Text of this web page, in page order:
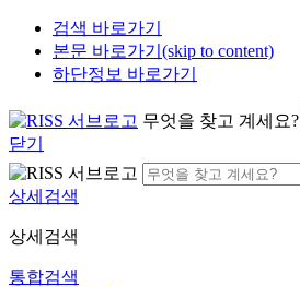
검색 바로가기
본문 바로가기(skip to content)
하단정보 바로가기
무엇을 찾고 계세요?
닫기
상세검색
상세검색
통합검색